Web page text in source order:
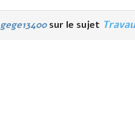
gege13400sur le sujet